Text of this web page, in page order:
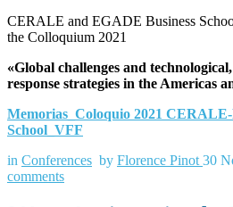
CERALE and EGADE Business
the Colloquium 2021
«Global challenges and
response strategies in the Americas
Memorias_Coloquio 2021
School_VFF
in Conferences by Florence Pinot 30
comments